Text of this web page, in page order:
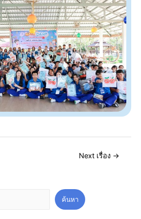
Next เรื่อง →
ค้นหา